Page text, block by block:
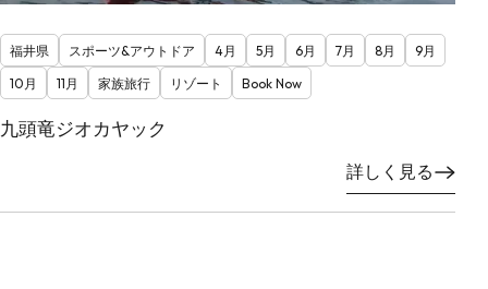
福井県 スポーツ&アウトドア 4月 5月 6月 7月 8月
9月
10月
11月 家族旅行 リゾート Book Now
九頭竜ジオカヤック
詳しく見る